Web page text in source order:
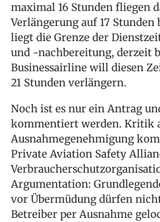
maximal 16 Stunden fliegen
Verlängerung auf 17
liegt die Grenze der
und -nachbereitung, derzeit
Businessairline will diesen
21 Stunden verlängern.
Noch ist es nur ein Antrag
kommentiert werden. Kritik
Ausnahmegenehmigung
Private Aviation Safety
Argumentation:
vor Übermüdung dürfen
Betreiber per Ausnahme